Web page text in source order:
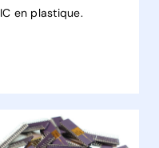
IC en plastique.